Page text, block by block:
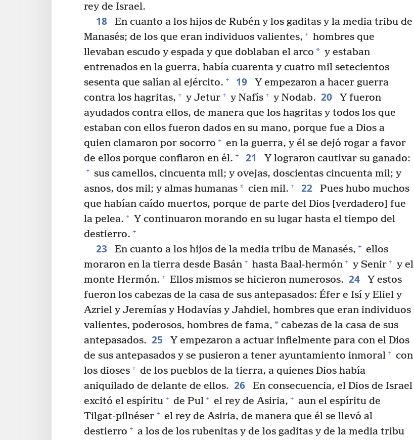
rey de Israel.
18
En cuanto a los hijos de Rubén y los gaditas y la media tribu de
Manasés; de los que eran individuos valientes, + hombres que
llevaban escudo y espada y que doblaban el arco * y estaban
entrenados en la guerra, había cuarenta y cuatro mil setecientos
sesenta que salían al ejército. + 19
Y empezaron a hacer guerra
contra los hagritas, + y Jetur + y Nafís + y Nodab. 20
Y fueron
ayudados contra ellos, de manera que los hagritas y todos los que
estaban con ellos fueron dados en su mano, porque fue a Dios a
quien clamaron por socorro + en la guerra, y él se dejó rogar a favor
de ellos porque confiaron en él. + 21 Y lograron cautivar su ganado:
+ sus camellos, cincuenta mil; y ovejas, doscientas cincuenta mil; y
asnos, dos mil; y almas humanas* cien mil. + 22
Pues hubo muchos
que habían caído muertos, porque de parte del Dios [verdadero] fue
la pelea. + Y continuaron morando en su lugar hasta el tiempo del
destierro. +
23 En cuanto a los hijos de la media tribu de Manasés, + ellos
moraron en la tierra desde Basán + hasta Baal-hermón + y Senir + y el
monte Hermón. + Ellos mismos se hicieron numerosos. 24
Y estos
fueron los cabezas de la casa de sus antepasados: Éfer e Isí y Eliel y
Azriel y Jeremías y Hodavías y Jahdiel, hombres que eran individuos
valientes, poderosos, hombres de fama, * cabezas de la casa de sus
antepasados. 25
Y empezaron a actuar infielmente para con el Dios
de sus antepasados y se pusieron a tener ayuntamiento inmoral + con
los dioses + de los pueblos de la tierra, a quienes Dios había
aniquilado de delante de ellos. 26
En consecuencia, el Dios de Israel
excitó el espíritu + de Pul + el rey de Asiria, + aun el espíritu de
Tilgat-pilnéser + el rey de Asiria, de manera que él se llevó al
destierro + a los de los rubenitas y de los gaditas y de la media tribu